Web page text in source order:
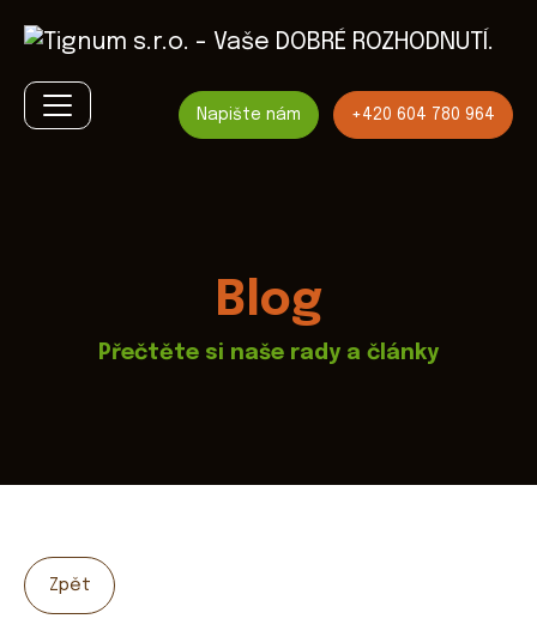
Napište nám +420 604 780 964
Blog
Přečtěte si naše rady a články
Zpět